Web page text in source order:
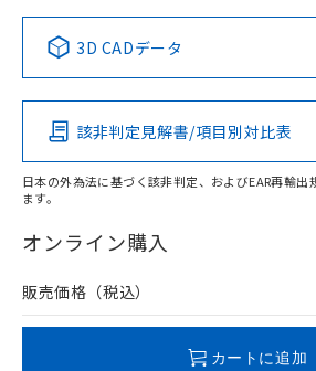
Pb Hg
O
在庫等で未対応品が混在する可能性が
問い合わせください。
3D CADデータ
該非判定見解書/項目別対比表
日本の外為法に基づく該非判定、およびEAR再輸出
ます。
オンライン購入
販売価格（税込）
カートに追加